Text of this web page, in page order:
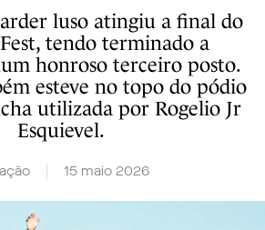
luso atingiu a final do
tendo terminado a
honroso terceiro posto.
esteve no topo do pódio
utilizada por Rogelio Jr
Esquievel.
15 maio 2026